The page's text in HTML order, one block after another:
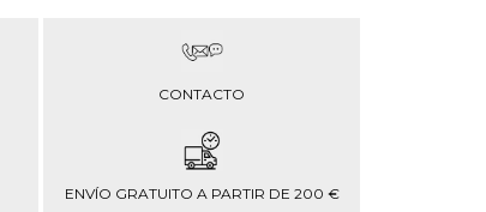
CONTACTO
ENVÍO GRATUITO A PARTIR DE 200 €